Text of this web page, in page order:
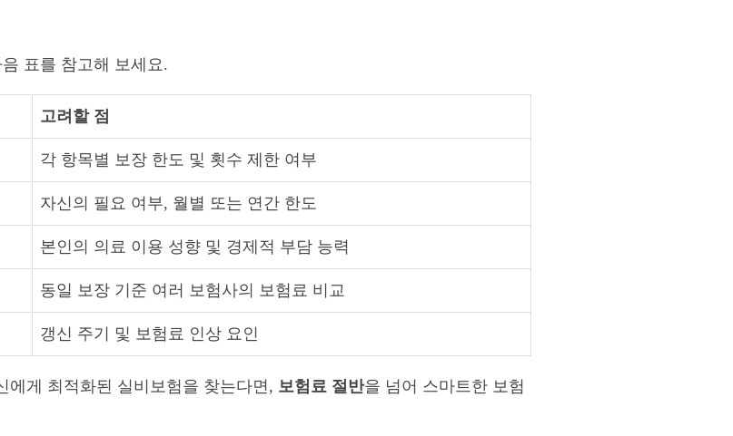
표를 참고해 보세요.
고려할 점
각 항목별 보장 한도 및 횟수 제한 여부
자신의 필요 여부, 월별 또는 연간 한도
본인의 의료 이용 성향 및 경제적 부담 능력
동일 보장 기준 여러 보험사의 보험료 비교
갱신 주기 및 보험료 인상 요인
에게 최적화된 실비보험을 찾는다면, 보험료 절반을 넘어 스마트한 보험